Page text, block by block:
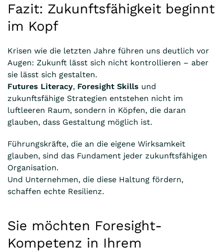
Fazit: Zukunftsfähigkeit beginnt
im Kopf
Krisen wie die letzten Jahre führen uns deutlich vor
Augen: Zukunft lässt sich nicht kontrollieren – aber
sie lässt sich gestalten.
Futures Literacy, Foresight Skills und
zukunftsfähige Strategien entstehen nicht im
luftleeren Raum, sondern in Köpfen, die daran
glauben, dass Gestaltung möglich ist.
Führungskräfte, die an die eigene Wirksamkeit
glauben, sind das Fundament jeder zukunftsfähigen
Organisation.
Und Unternehmen, die diese Haltung fördern,
schaffen echte Resilienz.
Sie möchten Foresight-
Kompetenz in Ihrem